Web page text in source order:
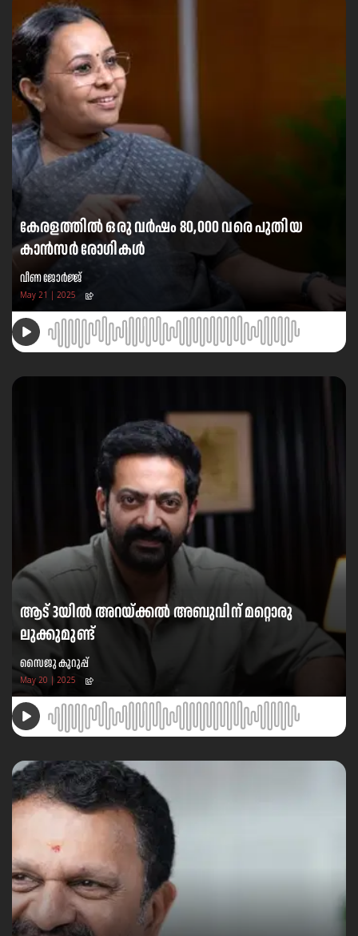
കേരളത്തിൽ ഒരു വർഷം 80,000 വരെ പുതിയ
കാൻസർ രോഗികൾ
വീണ ജോര്‍ജ്ജ്
May 21 | 2025
ആട് 3യിൽ അറയ്ക്കൽ അബുവിന് മറ്റൊരു
ലുക്കുമുണ്ട്
സൈജു കുറുപ്പ്
May 20 | 2025